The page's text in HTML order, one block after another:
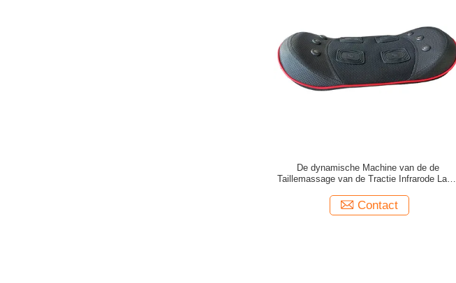
De dynamische Machine van de de
Taillemassage van de Tractie Infrarode Laser
Contact